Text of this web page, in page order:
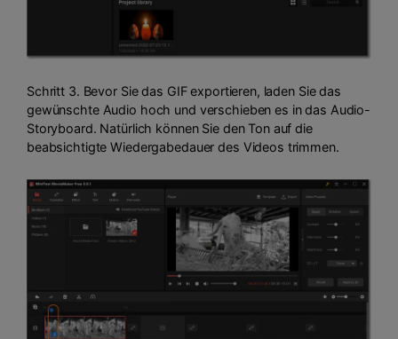
Schritt 3. Bevor Sie das GIF exportieren, laden Sie das
gewünschte Audio hoch und verschieben es in das Audio-
Storyboard. Natürlich können Sie den Ton auf die
beabsichtigte Wiedergabedauer des Videos trimmen.